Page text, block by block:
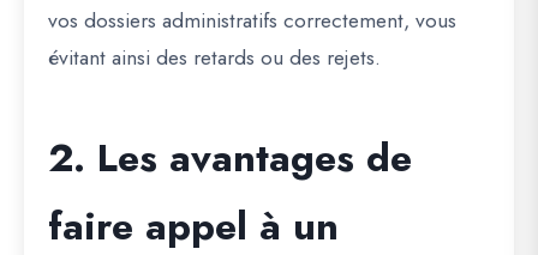
vos dossiers administratifs correctement, vous
évitant ainsi des retards ou des rejets.
2. Les avantages de
faire appel à un